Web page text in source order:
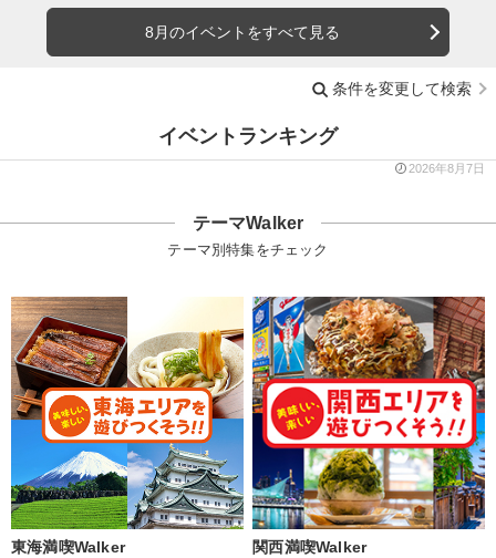
8月のイベントをすべて見る
条件を変更して検索
イベントランキング
2026年8月7日
テーマWalker
テーマ別特集をチェック
東海満喫Walker 関西満喫Walker